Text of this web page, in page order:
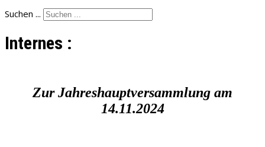
Suchen ...
Internes :
Zur Jahreshauptversammlung am
14.11.2024